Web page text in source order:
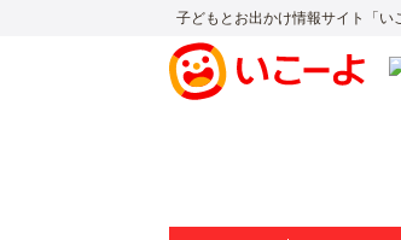
子どもとお出かけ情報サイト「い